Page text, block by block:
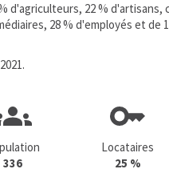
d'agriculteurs, 22 %
28 % d'employés et de
336
Locataires
25 %